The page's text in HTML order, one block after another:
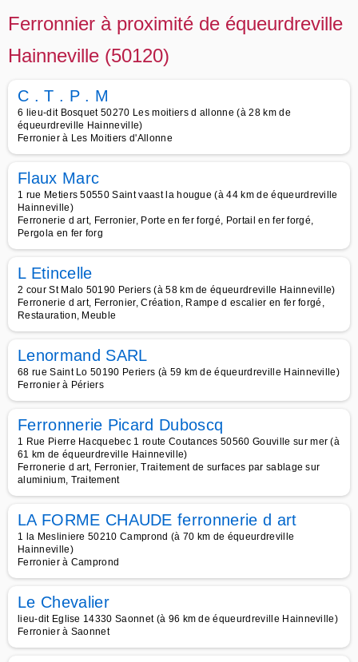
Ferronnier à proximité de équeurdreville
Hainneville (50120)
C . T . P . M
6 lieu-dit Bosquet 50270 Les moitiers d allonne (à 28 km de
équeurdreville Hainneville)
Ferronier à Les Moitiers d'Allonne
Flaux Marc
1 rue Metiers 50550 Saint vaast la hougue (à 44 km de équeurdreville
Hainneville)
Ferronerie d art, Ferronier, Porte en fer forgé, Portail en fer forgé,
Pergola en fer forg
L Etincelle
2 cour St Malo 50190 Periers (à 58 km de équeurdreville Hainneville)
Ferronerie d art, Ferronier, Création, Rampe d escalier en fer forgé,
Restauration, Meuble
Lenormand SARL
68 rue Saint Lo 50190 Periers (à 59 km de équeurdreville Hainneville)
Ferronier à Périers
Ferronnerie Picard Duboscq
1 Rue Pierre Hacquebec 1 route Coutances 50560 Gouville sur mer (à
61 km de équeurdreville Hainneville)
Ferronerie d art, Ferronier, Traitement de surfaces par sablage sur
aluminium, Traitement
LA FORME CHAUDE ferronnerie d art
1 la Mesliniere 50210 Camprond (à 70 km de équeurdreville
Hainneville)
Ferronier à Camprond
Le Chevalier
lieu-dit Eglise 14330 Saonnet (à 96 km de équeurdreville Hainneville)
Ferronier à Saonnet